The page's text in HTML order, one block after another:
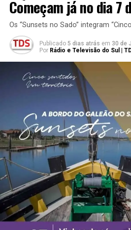
Começam já no dia 7
Os “Sunsets no Sado” integram
Publicado 5 dias atrás em 30 de
Por Rádio e Televisão do Sul |